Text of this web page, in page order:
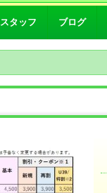
スタッフ ブログ